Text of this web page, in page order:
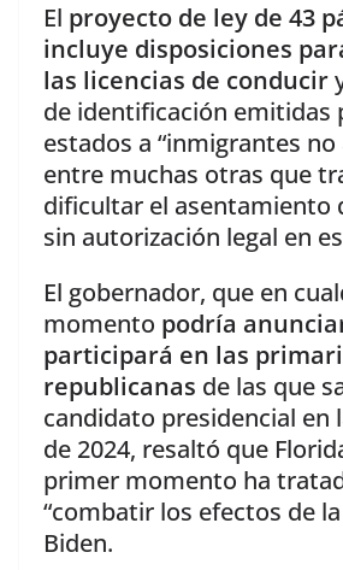
El proyecto de ley de 43
incluye disposiciones
las licencias de conducir
de identificación emitidas
estados a “inmigrantes no
entre muchas otras que
dificultar el asentamiento
sin autorización legal en
El gobernador, que en
momento podría
participará en las
republicanas de las que
candidato presidencial en
de 2024, resaltó que
primer momento ha
“combatir los efectos de
Biden.